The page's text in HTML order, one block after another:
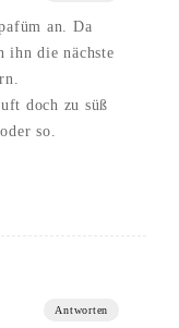
an. Da
ihn die nächste
doch zu süß
so.
Antworten